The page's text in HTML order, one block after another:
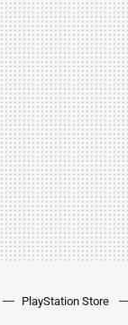
PlayStation Store